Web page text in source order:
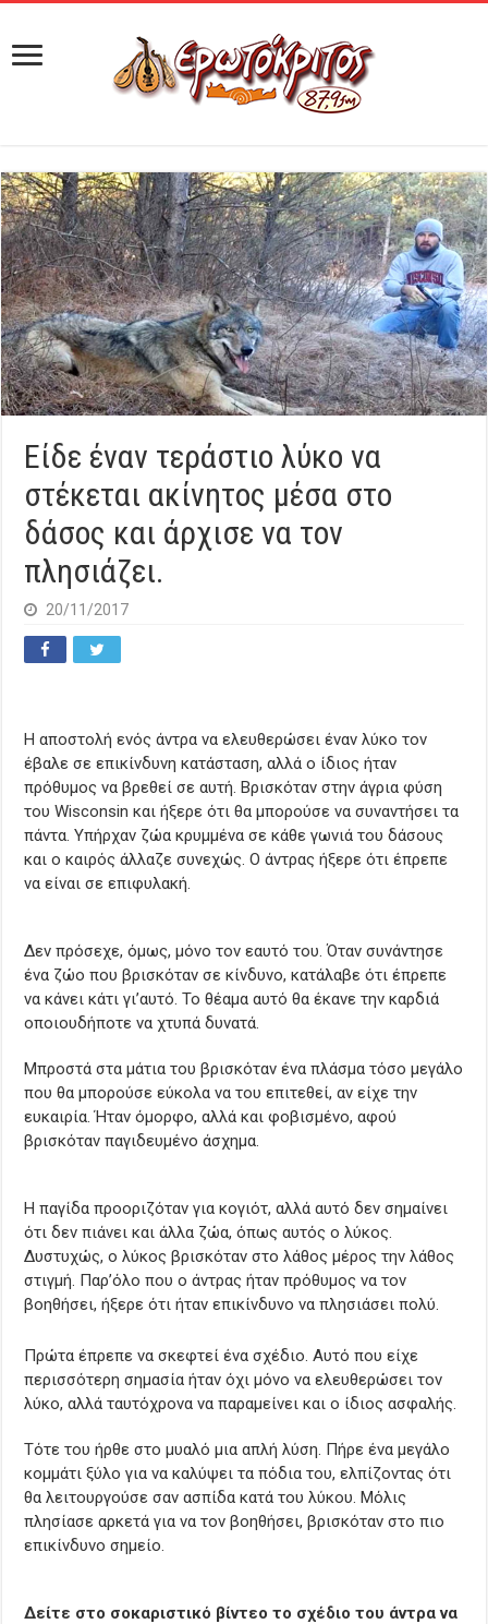
Είδε έναν τεράστιο λύκο να
στέκεται ακίνητος μέσα στο
δάσος και άρχισε να τον
πλησιάζει.
20/11/2017
Η αποστολή ενός άντρα να ελευθερώσει έναν λύκο τον
έβαλε σε επικίνδυνη κατάσταση, αλλά ο ίδιος ήταν
πρόθυμος να βρεθεί σε αυτή. Βρισκόταν στην άγρια φύση
του Wisconsin και ήξερε ότι θα μπορούσε να συναντήσει τα
πάντα. Υπήρχαν ζώα κρυμμένα σε κάθε γωνιά του δάσους
και ο καιρός άλλαζε συνεχώς. Ο άντρας ήξερε ότι έπρεπε
να είναι σε επιφυλακή.
Δεν πρόσεχε, όμως, μόνο τον εαυτό του. Όταν συνάντησε
ένα ζώο που βρισκόταν σε κίνδυνο, κατάλαβε ότι έπρεπε
να κάνει κάτι γι’αυτό. Το θέαμα αυτό θα έκανε την καρδιά
οποιουδήποτε να χτυπά δυνατά.
Μπροστά στα μάτια του βρισκόταν ένα πλάσμα τόσο μεγάλο
που θα μπορούσε εύκολα να του επιτεθεί, αν είχε την
ευκαιρία. Ήταν όμορφο, αλλά και φοβισμένο, αφού
βρισκόταν παγιδευμένο άσχημα.
Η παγίδα προοριζόταν για κογιότ, αλλά αυτό δεν σημαίνει
ότι δεν πιάνει και άλλα ζώα, όπως αυτός ο λύκος.
Δυστυχώς, ο λύκος βρισκόταν στο λάθος μέρος την λάθος
στιγμή. Παρ’όλο που ο άντρας ήταν πρόθυμος να τον
βοηθήσει, ήξερε ότι ήταν επικίνδυνο να πλησιάσει πολύ.
Πρώτα έπρεπε να σκεφτεί ένα σχέδιο. Αυτό που είχε
περισσότερη σημασία ήταν όχι μόνο να ελευθερώσει τον
λύκο, αλλά ταυτόχρονα να παραμείνει και ο ίδιος ασφαλής.
Τότε του ήρθε στο μυαλό μια απλή λύση. Πήρε ένα μεγάλο
κομμάτι ξύλο για να καλύψει τα πόδια του, ελπίζοντας ότι
θα λειτουργούσε σαν ασπίδα κατά του λύκου. Μόλις
πλησίασε αρκετά για να τον βοηθήσει, βρισκόταν στο πιο
επικίνδυνο σημείο.
Δείτε στο σοκαριστικό βίντεο το σχέδιο του άντρα να